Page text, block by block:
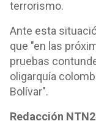
terrorismo.
Ante esta
que "en las
pruebas
oligarquía
Bolívar".
Redacción